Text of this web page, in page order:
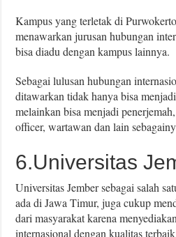
Kampus yang terletak di
menawarkan jurusan hubungan
bisa diadu dengan kampus lainnya.
Sebagai lulusan hubungan
ditawarkan tidak hanya bisa
melainkan bisa menjadi
officer, wartawan dan lain
6.Universitas
Universitas Jember sebagai salah
ada di Jawa Timur, juga cukup
dari masyarakat karena
internasional dengan kualitas